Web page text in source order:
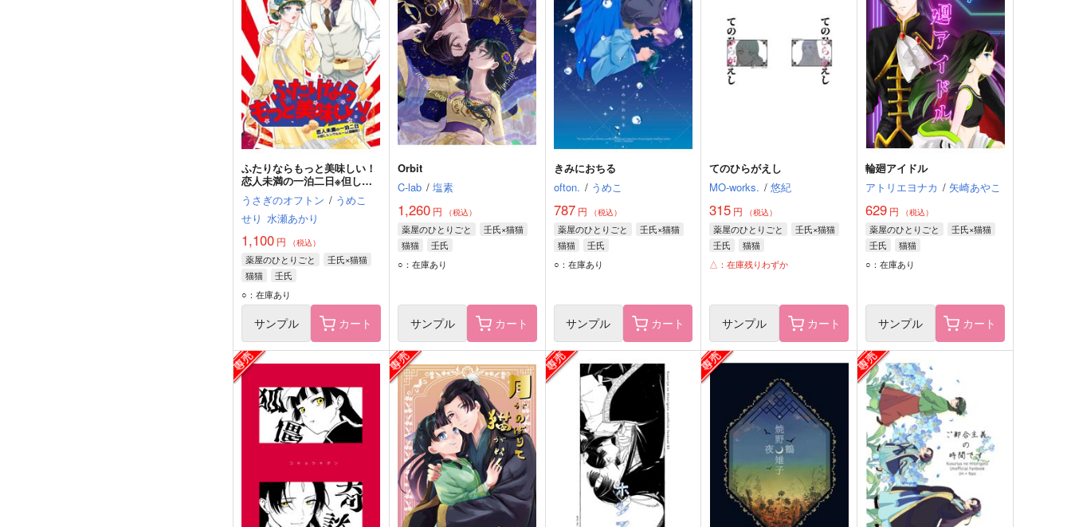
ふたりならもっと美味しい！
恋人未満の一泊二日※但しシ
ングルルーム（部屋別）
うさぎのオフトン / うめこ
せり 水瀬あかり
1,100 円 （税込）
薬屋のひとりごと
壬氏×猫猫
猫猫
壬氏
○：在庫あり
サンプル カート
Orbit
C-lab / 塩素
1,260円 （税込）
薬屋のひとりごと
壬氏×猫猫
猫猫
壬氏
○：在庫あり
サンプル カート
きみにおちる
ofton. / うめこ
787円 （税込）
薬屋のひとりごと
壬氏×猫猫
猫猫
壬氏
○：在庫あり
サンプル カート
てのひらがえし
MO-works. / 悠紀
315 円 （税込）
薬屋のひとりごと
壬氏×猫猫
壬氏
猫猫
△：在庫残りわずか
サンプル カート
輪廻アイドル
アトリエヨナカ / 矢崎あやこ
629 円 （税込）
薬屋のひとりごと
壬氏×猫猫
壬氏
猫猫
○：在庫あり
サンプル カート